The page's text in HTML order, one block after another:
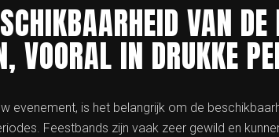
VAN
VOORAL IN DRUKKE
evenement, is het belangrijk om de
Feestbands zijn vaak zeer gewild en